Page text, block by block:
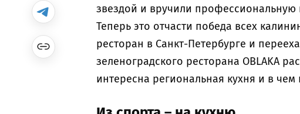
звездой и вручили
Теперь это отчасти победа всех
ресторан в Санкт-Петербурге и
зеленоградского ресторана OBLAKA
интересна региональная кухня и в